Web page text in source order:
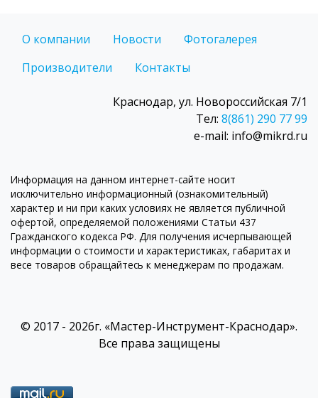
О компании Новости
Фотогалерея
Производители
Контакты
Краснодар, ул. Новороссийская 7/1
Тел: 8(861) 290 77 99
e-mail: info@mikrd.ru
Информация на данном интернет-сайте носит
исключительно информационный (ознакомительный)
характер и ни при каких условиях не является публичной
офертой, определяемой положениями Статьи 437
Гражданского кодекса РФ. Для получения исчерпывающей
информации о стоимости и характеристиках, габаритах и
весе товаров обращайтесь к менеджерам по продажам.
© 2017 - 2026г. «Мастер-Инструмент-Краснодар».
Все права защищены